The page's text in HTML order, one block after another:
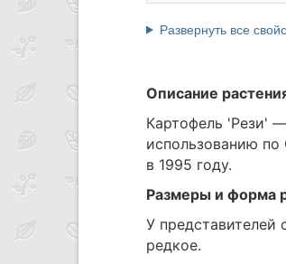
Развернуть все
Описание
Картофель 'Рези'
использованию
в 1995 году.
Размеры и форма
У представителей
редкое.